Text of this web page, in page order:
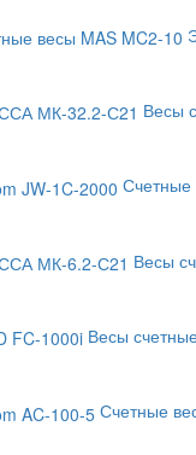
Весы
Счетные
Весы
Весы
Счетные